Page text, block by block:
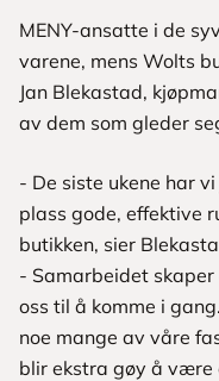
MENY-ansatte i de
varene, mens Wolts
Jan Blekastad,
av dem som gleder
- De siste ukene har
plass gode, effektive
butikken, sier
- Samarbeidet
oss til å komme i
noe mange av våre
blir ekstra gøy å være